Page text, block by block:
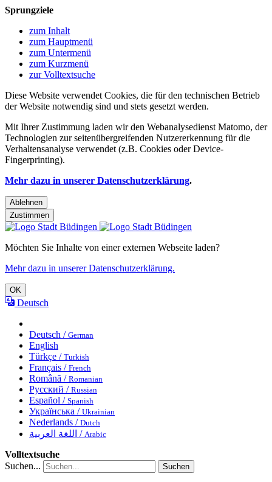
Sprungziele
zum Inhalt
zum Hauptmenü
zum Untermenü
zum Kurzmenü
zur Volltextsuche
Diese Website verwendet Cookies, die für den technischen Betrieb
der Website notwendig sind und stets gesetzt werden.
Mit Ihrer Zustimmung laden wir den Webanalysedienst Matomo, der
Technologien zur seitenübergreifenden Nutzererkennung für die
Verhaltensanalyse verwendet (z.B. Cookies oder Device-
Fingerprinting).
Mehr dazu in unserer Datenschutzerklärung.
Ablehnen
Zustimmen
Möchten Sie Inhalte von einer externen Webseite laden?
Mehr dazu in unserer Datenschutzerklärung.
OK
Deutsch
Deutsch / German
English
Türkçe / Turkish
Français / French
Română / Romanian
Русский / Russian
Español / Spanish
Українська / Ukrainian
Nederlands / Dutch
اللغة العربية / Arabic
Volltextsuche
Suchen...
Suchen